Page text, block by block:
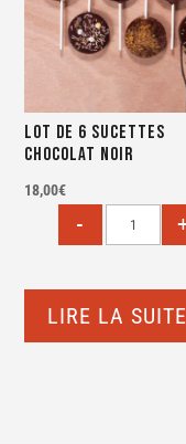
Lot de 6 sucettes
Chocolat noir
18,00€
LIRE LA SUITE